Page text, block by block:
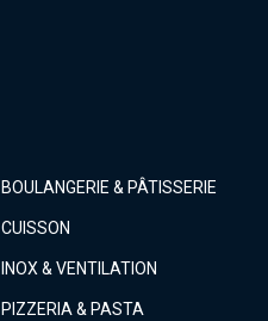
BOULANGERIE & PÂTISSERIE
CUISSON
INOX & VENTILATION
PIZZERIA & PASTA